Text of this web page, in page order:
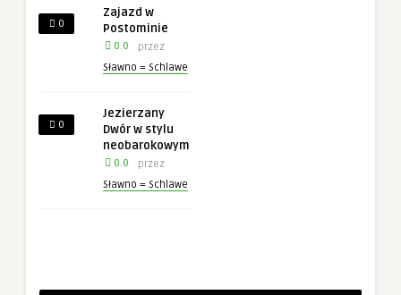
0
Zajazd w
Postominie
0.0
przez
Sławno = Schlawe
0
Jezierzany
Dwór w stylu
neobarokowym
0.0
przez
Sławno = Schlawe